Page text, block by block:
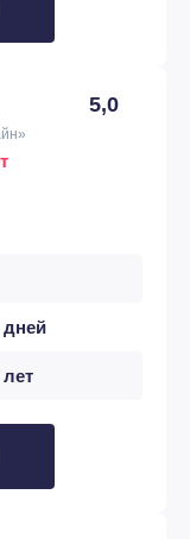
5,0
дней